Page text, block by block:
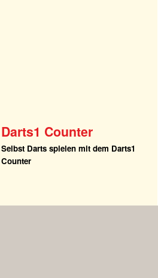
Darts1 Counter
Selbst Darts spielen mit dem Darts1
Counter